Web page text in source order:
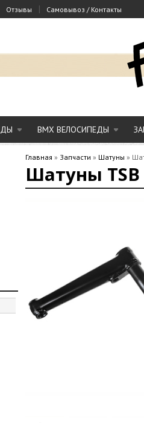
Отзывы | Самовывоз / Контакты
BMX ВЕЛОСИПЕДЫ
Главная » Запчасти » Шатуны »
Шатуны